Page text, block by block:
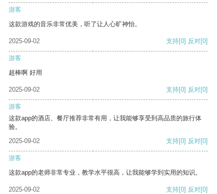
游客
这款游戏的音乐非常优美，听了让人心旷神怡。
2025-09-02 支持[0] 反对[0]
游客
超棒啊 好用
2025-09-02 支持[0] 反对[0]
游客
这款app的酒店、餐厅推荐非常有用，让我能够享受到高品质的旅行体
验。
2025-09-02
支持[0] 反对[0]
游客
这款app的老师非常专业，教学水平很高，让我能够学到实用的知识。
2025-09-02 支持[0] 反对[0]